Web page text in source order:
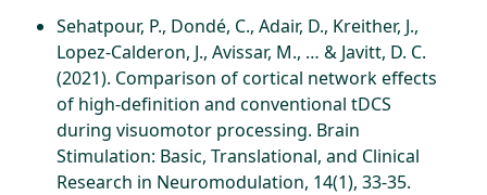
Sehatpour, P., Dondé, C., Adair, D., Kreither, J.,
Lopez-Calderon, J., Avissar, M., … & Javitt, D. C.
(2021). Comparison of cortical network effects
of high-definition and conventional tDCS
during visuomotor processing. Brain
Stimulation: Basic, Translational, and Clinical
Research in Neuromodulation, 14(1), 33-35.